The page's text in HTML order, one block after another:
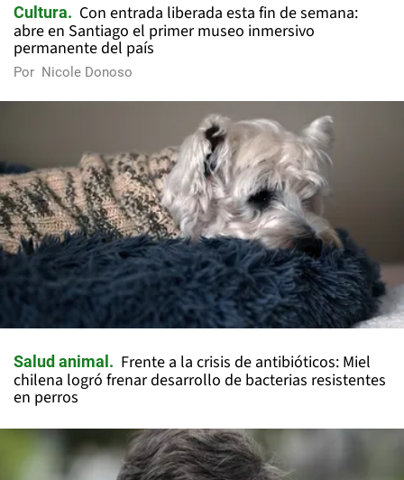
Cultura
Con entrada liberada esta fin de semana:
abre en Santiago el primer museo inmersivo
permanente del país
Por Nicole Donoso
Salud animal
Frente a la crisis de antibióticos: Miel
chilena logró frenar desarrollo de bacterias resistentes
en perros